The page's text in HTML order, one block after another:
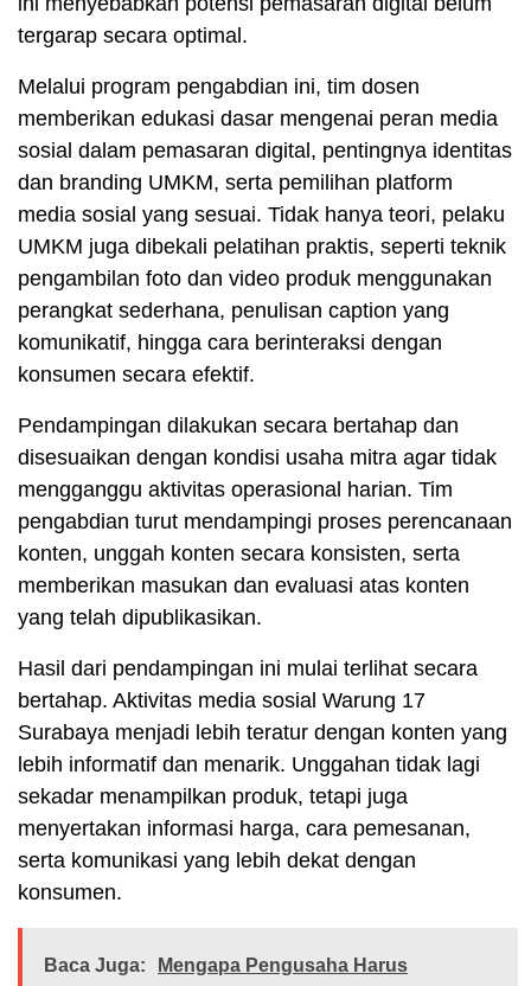
tergarap secara optimal.
Melalui program pengabdian ini, tim dosen
memberikan edukasi dasar mengenai peran media
sosial dalam pemasaran digital, pentingnya identitas
dan branding UMKM, serta pemilihan platform
media sosial yang sesuai. Tidak hanya teori, pelaku
UMKM juga dibekali pelatihan praktis, seperti teknik
pengambilan foto dan video produk menggunakan
perangkat sederhana, penulisan caption yang
komunikatif, hingga cara berinteraksi dengan
konsumen secara efektif.
Pendampingan dilakukan secara bertahap dan
disesuaikan dengan kondisi usaha mitra agar tidak
mengganggu aktivitas operasional harian. Tim
pengabdian turut mendampingi proses perencanaan
konten, unggah konten secara konsisten, serta
memberikan masukan dan evaluasi atas konten
yang telah dipublikasikan.
Hasil dari pendampingan ini mulai terlihat secara
bertahap. Aktivitas media sosial Warung 17
Surabaya menjadi lebih teratur dengan konten yang
lebih informatif dan menarik. Unggahan tidak lagi
sekadar menampilkan produk, tetapi juga
menyertakan informasi harga, cara pemesanan,
serta komunikasi yang lebih dekat dengan
konsumen.
Baca Juga:
Mengapa Pengusaha Harus